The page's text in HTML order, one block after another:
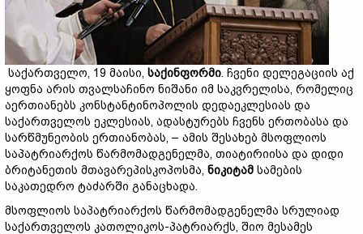
საქართველო, 19 მაისი, საქინფორმი. ჩვენი დელეგაციის აქ
ყოფნა არის თვალსაჩინო ნიშანი იმ საკვრელისა, რომელიც
აერთიანებს კონსტანტინოპოლის დედაეკლესიას და
საქართველოს ეკლესიას, ადასტურებს ჩვენს ერთობასა და
სარწმუნეობის ერთიანობას, – ამის შესახებ მსოფლიოს
საპატრიარქოს წარმომადგენელმა, თიატირიისა და დიდი
ბრიტანეთის მთავარეპისკოპოსმა, ნიკიტამ სამების
საკათედრო ტაძარში განაცხადა.
მსოფლიოს საპატრიარქოს წარმომადგენელმა სრულიად
საქართველოს კათოლიკოს-პატრიარქს, შიო მესამეს